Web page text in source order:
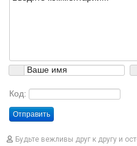
Код:
Отправить
Будьте вежливы друг к другу и